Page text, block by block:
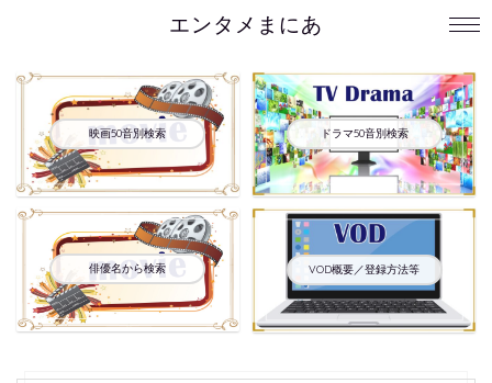
エンタメまにあ
映画50音別検索 ドラマ50音別検索
俳優名から検索 VOD概要／登録方法等